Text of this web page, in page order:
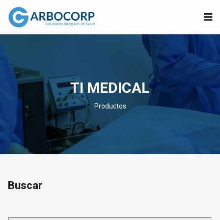
TI MEDICAL
Productos
Buscar